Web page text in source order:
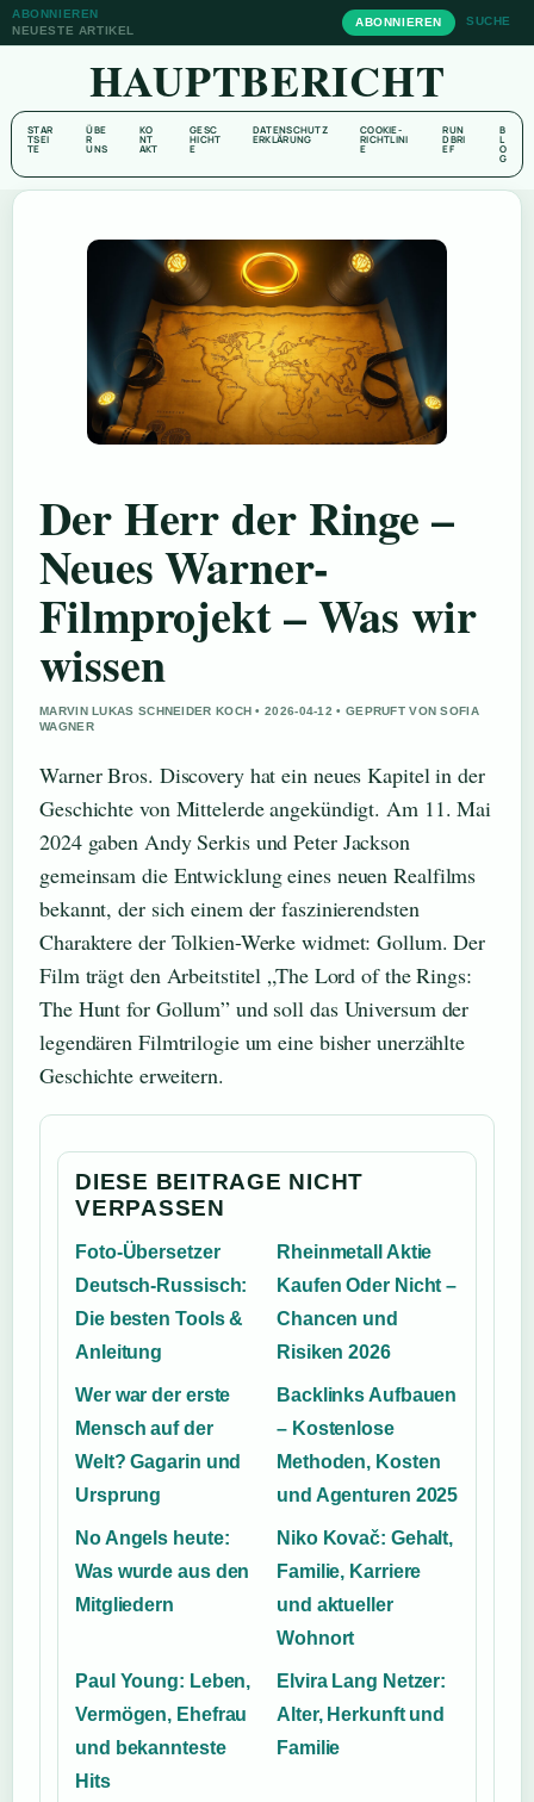
ABONNIEREN
NEUESTE ARTIKEL
ABONNIEREN SUCHE
HAUPTBERICHT
STAR
TSEI
TE
ÜBE
R
UNS
KO
NT
AKT
GESC
HICHT
E
DATENSCHUTZ
ERKLÄRUNG
COOKIE-
RICHTLINI
E
RUN
DBRI
EF
B
L
O
G
Der Herr der Ringe –
Neues Warner-
Filmprojekt – Was wir
wissen
MARVIN LUKAS SCHNEIDER KOCH • 2026-04-12 • GEPRUFT VON SOFIA
WAGNER
Warner Bros. Discovery hat ein neues Kapitel in der
Geschichte von Mittelerde angekündigt. Am 11. Mai
2024 gaben Andy Serkis und Peter Jackson
gemeinsam die Entwicklung eines neuen Realfilms
bekannt, der sich einem der faszinierendsten
Charaktere der Tolkien-Werke widmet: Gollum. Der
Film trägt den Arbeitstitel „The Lord of the Rings:
The Hunt for Gollum” und soll das Universum der
legendären Filmtrilogie um eine bisher unerzählte
Geschichte erweitern.
DIESE BEITRAGE NICHT
VERPASSEN
Foto-Übersetzer
Deutsch-Russisch:
Die besten Tools &
Anleitung
Rheinmetall Aktie
Kaufen Oder Nicht –
Chancen und
Risiken 2026
Wer war der erste
Mensch auf der
Welt? Gagarin und
Ursprung
Backlinks Aufbauen
– Kostenlose
Methoden, Kosten
und Agenturen 2025
No Angels heute:
Was wurde aus den
Mitgliedern
Niko Kovač: Gehalt,
Familie, Karriere
und aktueller
Wohnort
Paul Young: Leben,
Vermögen, Ehefrau
und bekannteste
Hits
Elvira Lang Netzer:
Alter, Herkunft und
Familie